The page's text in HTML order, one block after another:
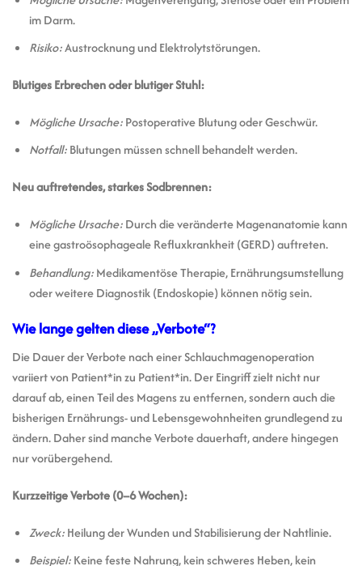
im Darm.
Risiko:Austrocknung und Elektrolytstörungen.
Blutiges Erbrechen oder blutiger Stuhl:
Mögliche Ursache:Postoperative Blutung oder Geschwür.
Notfall:Blutungen müssen schnell behandelt werden.
Neu auftretendes, starkes Sodbrennen:
Mögliche Ursache:Durch die veränderte Magenanatomie kann
eine gastroösophageale Refluxkrankheit (GERD) auftreten.
Behandlung:Medikamentöse Therapie, Ernährungsumstellung
oder weitere Diagnostik (Endoskopie) können nötig sein.
Wie lange gelten diese „Verbote“?
Die Dauer der Verbote nach einer Schlauchmagenoperation
variiert von Patient*in zu Patient*in. Der Eingriff zielt nicht nur
darauf ab, einen Teil des Magens zu entfernen, sondern auch die
bisherigen Ernährungs- und Lebensgewohnheiten grundlegend zu
ändern. Daher sind manche Verbote dauerhaft, andere hingegen
nur vorübergehend.
Kurzzeitige Verbote (0–6 Wochen):
Zweck:Heilung der Wunden und Stabilisierung der Nahtlinie.
Beispiel:Keine feste Nahrung, kein schweres Heben, kein